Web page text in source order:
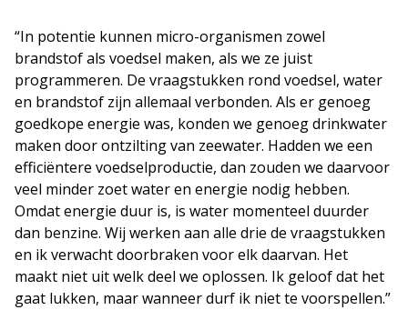
“In potentie kunnen micro-organismen zowel
brandstof als voedsel maken, als we ze juist
programmeren. De vraagstukken rond voedsel, water
en brandstof zijn allemaal verbonden. Als er genoeg
goedkope energie was, konden we genoeg drinkwater
maken door ontzilting van zeewater. Hadden we een
efficiëntere voedselproductie, dan zouden we daarvoor
veel minder zoet water en energie nodig hebben.
Omdat energie duur is, is water momenteel duurder
dan benzine. Wij werken aan alle drie de vraagstukken
en ik verwacht doorbraken voor elk daarvan. Het
maakt niet uit welk deel we oplossen. Ik geloof dat het
gaat lukken, maar wanneer durf ik niet te voorspellen.”